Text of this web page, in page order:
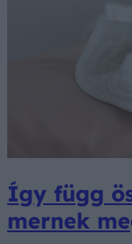
Így függ
mernek